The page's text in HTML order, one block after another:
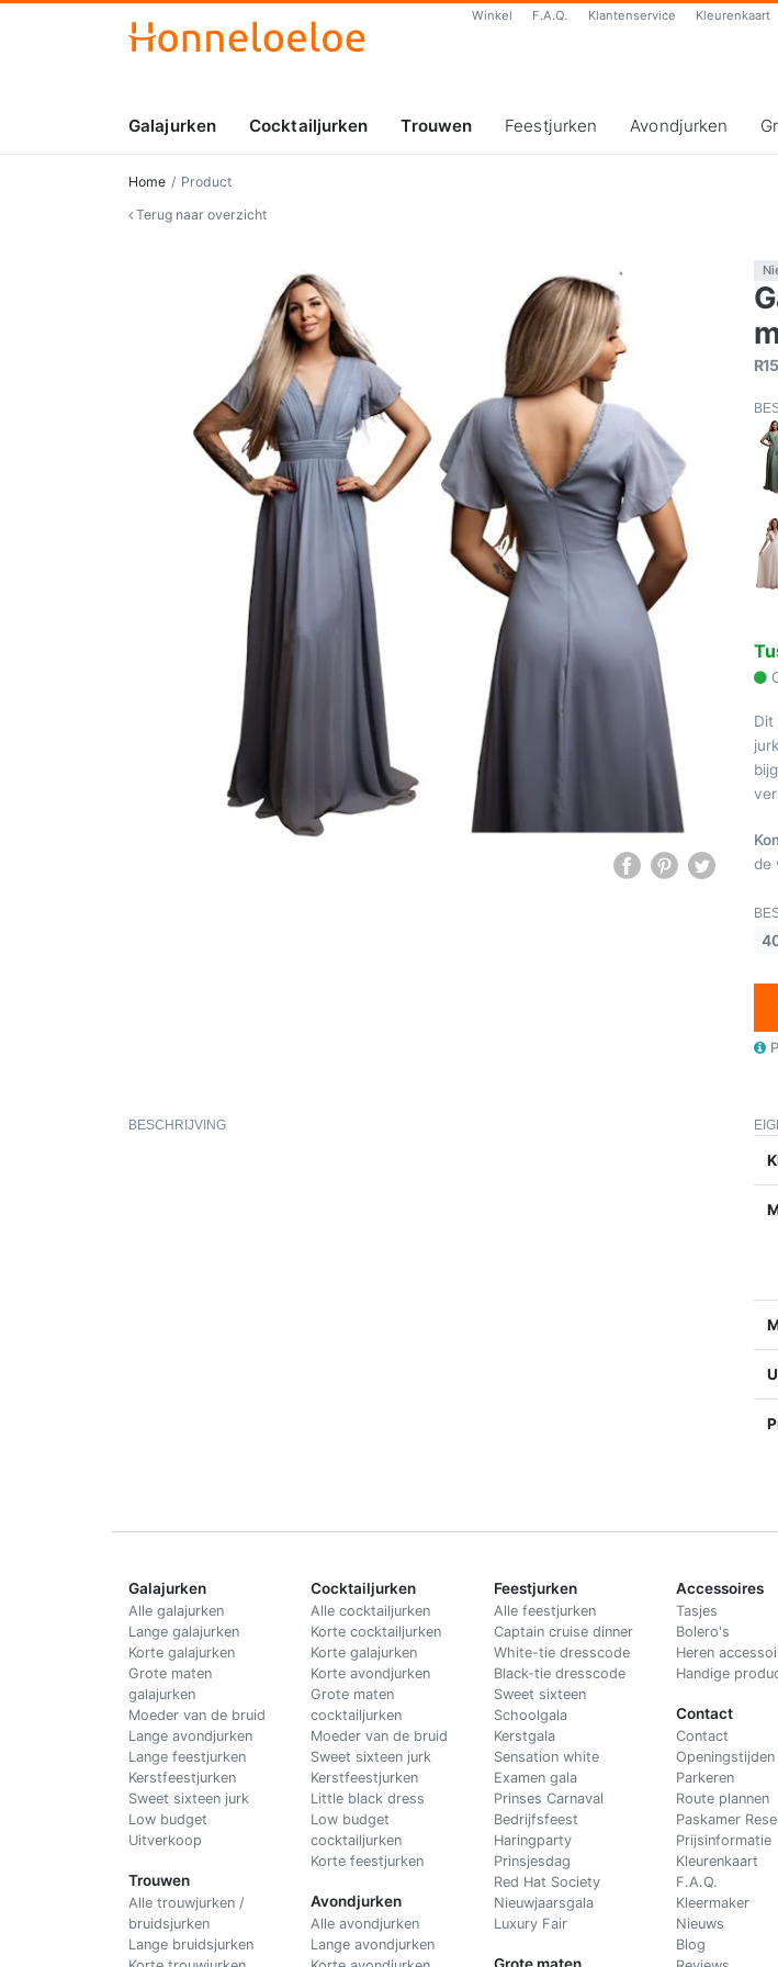
Winkel F.A.Q. Klantenservice Kleurenkaart
Galajurken Cocktailjurken Trouwen Feestjurken Avondjurken
Home
Product
Terug naar overzicht
Dit
de
BESCHRIJVING
Galajurken
Alle galajurken
Lange galajurken
Korte galajurken
Grote maten
galajurken
Moeder van de bruid
Lange avondjurken
Lange feestjurken
Kerstfeestjurken
Sweet sixteen jurk
Low budget
Uitverkoop
Trouwen
Alle trouwjurken /
bruidsjurken
Lange bruidsjurken
Cocktailjurken
Alle cocktailjurken
Korte cocktailjurken
Korte galajurken
Korte avondjurken
Grote maten
cocktailjurken
Moeder van de bruid
Sweet sixteen jurk
Kerstfeestjurken
Little black dress
Low budget
cocktailjurken
Korte feestjurken
Avondjurken
Alle avondjurken
Lange avondjurken
Feestjurken
Alle feestjurken
Captain cruise dinner
White-tie dresscode
Black-tie dresscode
Sweet sixteen
Schoolgala
Kerstgala
Sensation white
Examen gala
Prinses Carnaval
Bedrijfsfeest
Haringparty
Prinsjesdag
Red Hat Society
Nieuwjaarsgala
Luxury Fair
Grote maten
Accessoires
Tasjes
Bolero's
Heren
Handige
Contact
Contact
Openingstijden
Parkeren
Route plannen
Paskamer
Prijsinformatie
Kleurenkaart
F.A.Q.
Kleermaker
Nieuws
Blog